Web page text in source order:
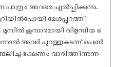
പാത്രം അവരെ ഏൽപ്പിക്കുന്നു.
മേശപ്പുറത്ത്
കൂമ്പാരമായി വിളമ്പിയ ഭ
അവർ പുറത്തുകടന്ന് പെൺ
ഭക്ഷണം വാരിത്തിന്നുന്ന